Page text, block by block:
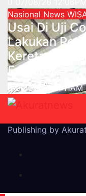
Nasional News
Usai Di Uji
Lakukan
Kereta
Explorer
07/08/26 11:11AM
Publishing by Akurat